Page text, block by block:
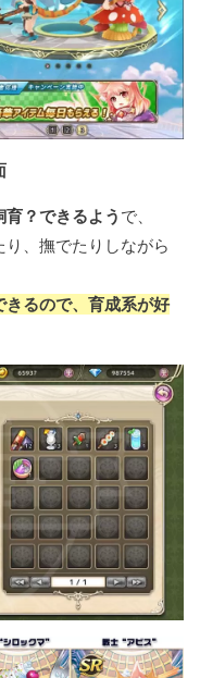
育？できるよう で、
、撫でたりしながら
るので、育成系が好